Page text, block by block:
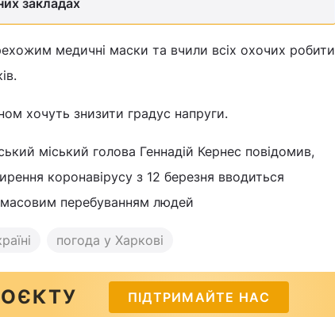
закладах
медичні маски та вчили всіх охочих робити
хочуть знизити градус напруги.
міський голова Геннадій Кернес повідомив,
коронавірусу з 12 березня вводиться
перебуванням людей
погода у Харкові
ПІДТРИМАЙТЕ НАС